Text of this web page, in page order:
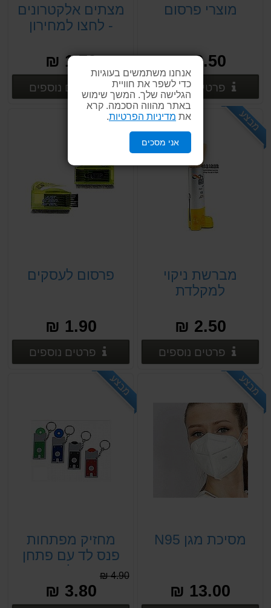
אנחנו משתמשים בעוגיות
כדי לשפר את חוויית
הגלישה שלך. המשך שימוש
באתר מהווה הסכמה. קרא
את מדיניות הפרטיות.
אני מסכים
מוצרי פרסום
2.50 ₪
פרטים נוספיםפרטים נוספים
מצתים אלקטרונים
- לחצו למחירון
1.70 ₪
פרטים נוספים
מבצע
מברשת ניקוי
למקלדת
2.50 ₪
פרטים נוספים פרטים נוספים
מבצע
פרסום לעסקים
1.90 ₪
פרטים נוספים
מבצע
מסיכת מגן N95
13.00 ₪
מבצע
מחזיק מפתחות
פנס לד עם פתחן
4.90 ₪
3.80 ₪